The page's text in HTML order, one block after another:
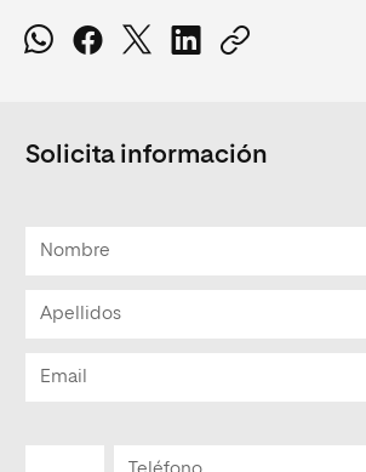
Solicita información